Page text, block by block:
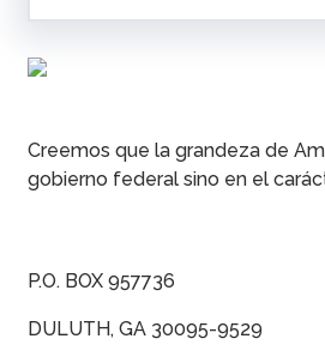
Creemos que la grandeza de
gobierno federal sino en el
P.O. BOX 957736
DULUTH, GA 30095-9529